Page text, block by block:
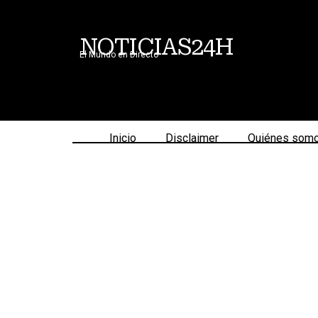
NOTICIAS24H
El Mundo en Directo
Inicio Disclaimer Quiénes